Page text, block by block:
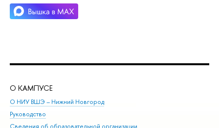
О КАМПУСЕ
О НИУ ВШЭ – Нижний Новгород
Руководство